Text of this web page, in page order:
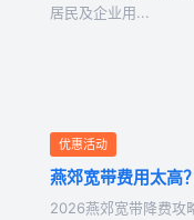
居民及企业用...
优惠活动
燕郊宽带费用太高
2026燕郊宽带降费攻